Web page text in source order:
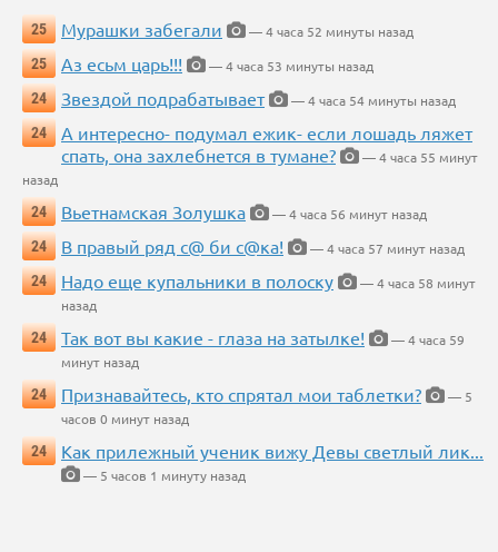
25 Мурашки забегали
— 4 часа 52 минуты назад
25
Аз есьм царь!!!
— 4 часа 53 минуты назад
24
Звездой подрабатывает
— 4 часа 54 минуты назад
24
А интересно- подумал ежик- если лошадь ляжет
спать, она захлебнется в тумане?
— 4 часа 55 минут
назад
24
Вьетнамская Золушка
— 4 часа 56 минут назад
24
В правый ряд с@ би с@ка!
— 4 часа 57 минут назад
24
Надо еще купальники в полоску
— 4 часа 58 минут
назад
24
Так вот вы какие - глаза на затылке!
— 4 часа 59
минут назад
24
Признавайтесь, кто спрятал мои таблетки?
— 5
часов 0 минут назад
24
Как прилежный ученик вижу Девы светлый лик...
— 5 часов 1 минуту назад